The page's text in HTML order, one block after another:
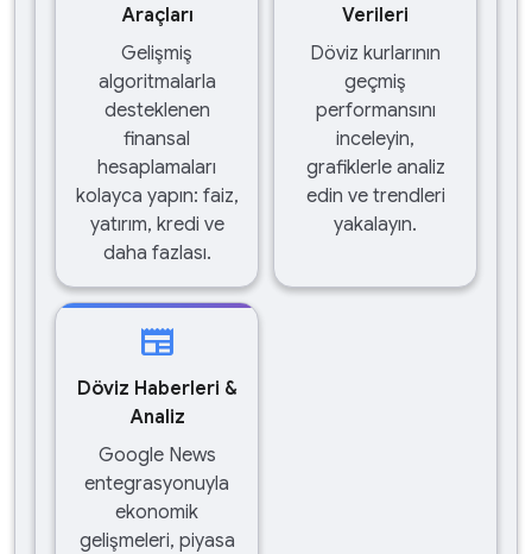
Araçları
Gelişmiş
algoritmalarla
desteklenen
finansal
hesaplamaları
kolayca yapın: faiz,
yatırım, kredi ve
daha fazlası.
Verileri
Döviz kurlarının
geçmiş
performansını
inceleyin,
grafiklerle analiz
edin ve trendleri
yakalayın.
newspaper
Döviz Haberleri &
Analiz
Google News
entegrasyonuyla
ekonomik
gelişmeleri, piyasa